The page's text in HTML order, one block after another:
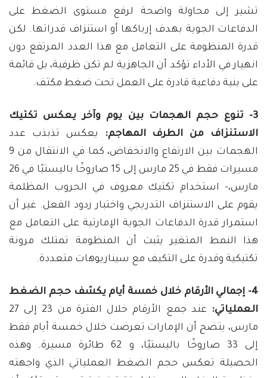
تشير إلى محاولة واضحة لرفع مستوى الضغط على
الدفاعات الجوية بهدف إرباكها أو استنزاف قدراتها. لكن
قدرة المنظومة على التعامل مع هذا العدد المرتفع دون
انهيار في الأداء تؤكد أن الجاهزية لم تكن ظرفية، بل قائمة
على بنية دفاعية قادرة على العمل تحت ضغط مكثف.
3- تنوع حجم الهجمات بين يوم وآخر يعكس تكتيك
الاستنزاف من الطرف المهاجم: يعكس تذبذب عدد
الهجمات بين الارتفاع والانخفاض، كما في الانتقال من 9
مسيرات فقط في 25 مارس إلى 15 صاروخًا باليستيًا في 26
مارس،- استخدام تكتيك معروف في الحروب المظلمة
يقوم على الاستنزاف التدريجي واختبار ردود الفعل. غير أن
استمرار قدرة الدفاعات الجوية الإمارتية على التعامل مع
هذا النمط المتغير يثبت أن المنظومة تمتلك مرونة
تكتيكية وقدرة على التكيف مع سيناريوهات متعددة.
4- إجمالي الأرقام خلال خمسة أيام يكشف حجم الضغط
العملياتي:
عند جمع الأرقام خلال الفترة من 23 إلى 27
مارس، يتضح أن الإمارات تعرضت خلال خمسة أيام فقط
إلى 33 صاروخًا باليستيًا، و 62 طائرة مسيرة. وهذه
الحصيلة تعكس حجم الضغط العملياتي الذي واجهته